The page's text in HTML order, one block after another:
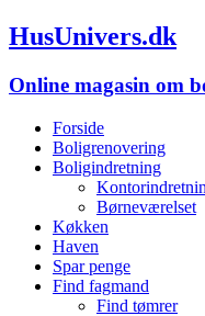
HusUnivers.dk
Online magasin om
Forside
Boligrenovering
Boligindretning
Børneværelset
Køkken
Haven
Spar penge
Find fagmand
Find tømrer